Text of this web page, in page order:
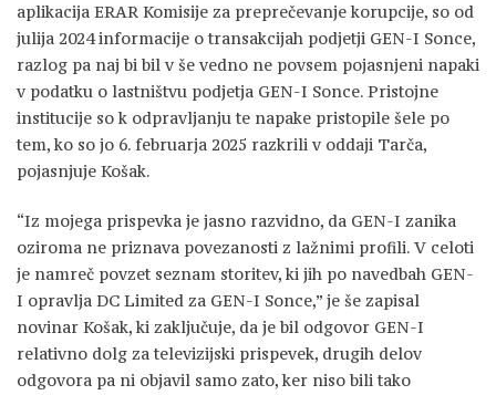
aplikacija ERAR Komisije za preprečevanje korupcije, so od
julija 2024 informacije o transakcijah podjetji GEN-I Sonce,
razlog pa naj bi bil v še vedno ne povsem pojasnjeni napaki
v podatku o lastništvu podjetja GEN-I Sonce. Pristojne
institucije so k odpravljanju te napake pristopile šele po
tem, ko so jo 6. februarja 2025 razkrili v oddaji Tarča,
pojasnjuje Košak.
“Iz mojega prispevka je jasno razvidno, da GEN-I zanika
oziroma ne priznava povezanosti z lažnimi profili. V celoti
je namreč povzet seznam storitev, ki jih po navedbah GEN-
I opravlja DC Limited za GEN-I Sonce,” je še zapisal
novinar Košak, ki zaključuje, da je bil odgovor GEN-I
relativno dolg za televizijski prispevek, drugih delov
odgovora pa ni objavil samo zato, ker niso bili tako